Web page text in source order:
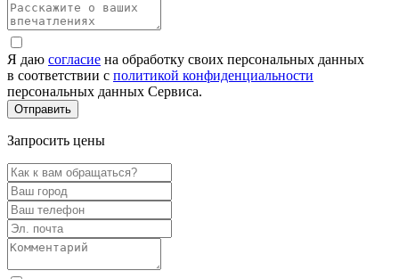
Я даю согласие на обработку своих персональных данных
в соответствии с политикой конфиденциальности
персональных данных Сервиса.
Запросить цены